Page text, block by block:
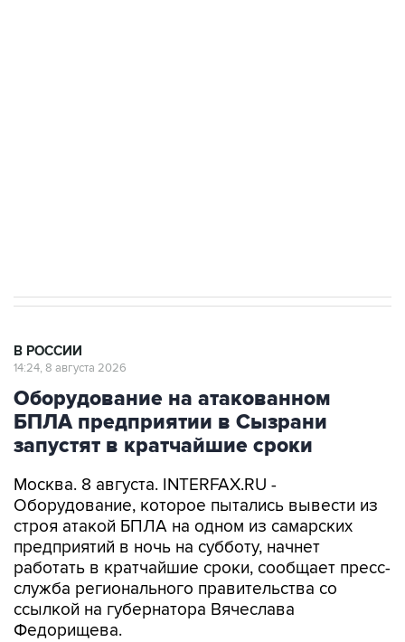
В РОССИИ
14:24, 8 августа 2026
Оборудование на атакованном
БПЛА предприятии в Сызрани
запустят в кратчайшие сроки
Москва. 8 августа. INTERFAX.RU -
Оборудование, которое пытались вывести из
строя атакой БПЛА на одном из самарских
предприятий в ночь на субботу, начнет
работать в кратчайшие сроки, сообщает пресс-
служба регионального правительства со
ссылкой на губернатора Вячеслава
Федорищева.